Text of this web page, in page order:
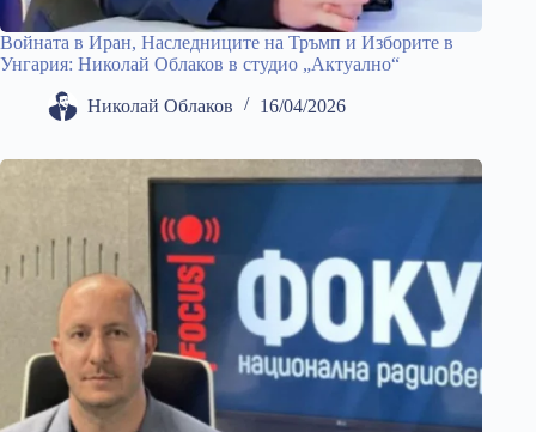
Войната в Иран, Наследниците на Тръмп и Изборите в
Унгария: Николай Облаков в студио „Актуално“
Николай Облаков 16/04/2026